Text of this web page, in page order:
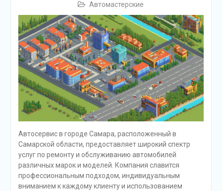
Автомастерские
Автосервис в городе Самара, расположенный в
Самарской области, предоставляет широкий спектр
услуг по ремонту и обслуживанию автомобилей
различных марок и моделей. Компания славится
профессиональным подходом, индивидуальным
вниманием к каждому клиенту и использованием